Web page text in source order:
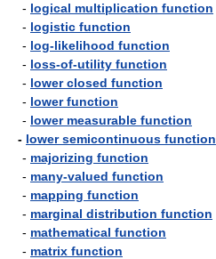
- logical multiplication function
- logistic function
- log-likelihood function
- loss-of-utility function
- lower closed function
- lower function
- lower measurable function
- lower semicontinuous function
- majorizing function
- many-valued function
- mapping function
- marginal distribution function
- mathematical function
- matrix function